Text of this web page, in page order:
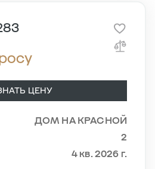
ЦЕНУ
ДОМ НА КРАСНОЙ
2
4 кв. 2026 г.